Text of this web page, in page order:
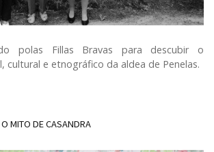
polas Fillas Bravas para descubir o
cultural e etnográfico da aldea de Penelas.
MITO DE CASANDRA